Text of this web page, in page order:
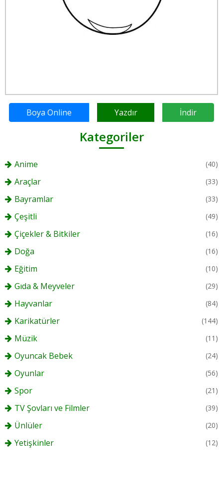
Boya Online Yazdır İndir
Kategoriler
Anime (40)
Araçlar (33)
Bayramlar (33)
Çeşitli (49)
Çiçekler & Bitkiler (16)
Doğa (16)
Eğitim (10)
Gıda & Meyveler (29)
Hayvanlar (84)
Karikatürler (144)
Müzik (11)
Oyuncak Bebek (24)
Oyunlar (56)
Spor (21)
TV Şovları ve Filmler (39)
Ünlüler (20)
Yetişkinler (12)